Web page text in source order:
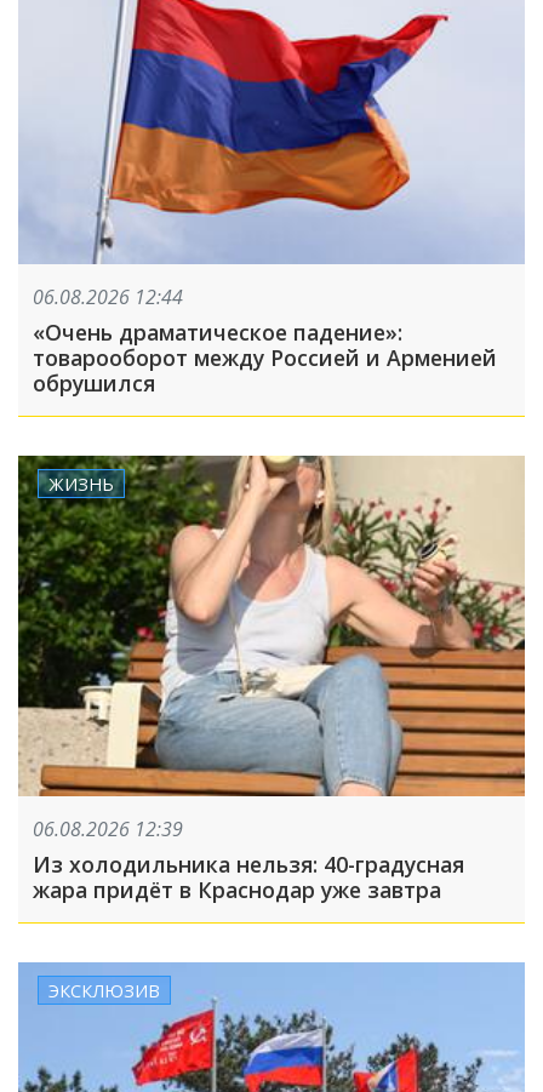
06.08.2026 12:44
«Очень драматическое падение»:
товарооборот между Россией и Арменией
обрушился
ЖИЗНЬ
06.08.2026 12:39
Из холодильника нельзя: 40-градусная
жара придёт в Краснодар уже завтра
ЭКСКЛЮЗИВ